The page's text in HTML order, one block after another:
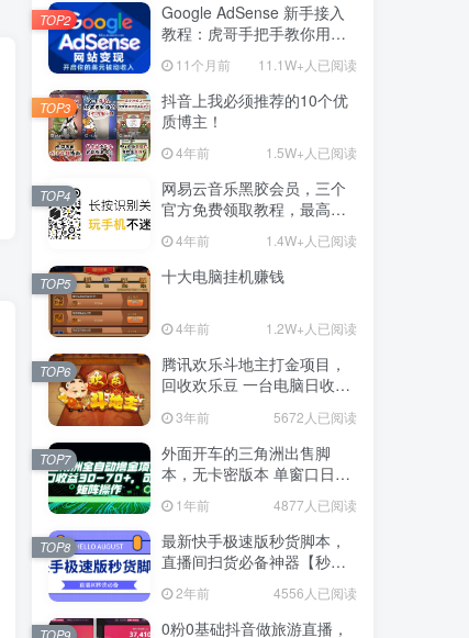
腾讯欢乐斗地主打金项目，回收欢乐豆 一台电脑日收益500+ 外面开车的三角洲出售脚本，无卡密版本 单窗口日收益30-70+ 可批量操作
Google AdSense 新手接入
教程：虎哥手把手教你用网
站赚取美元收入
11个月前 11.1W+人已阅读
TOP2
抖音上我必须推荐的10个优
质博主！
4年前 1.5W+人已阅读
TOP3
网易云音乐黑胶会员，三个
官方免费领取教程，最高可
领1年
4年前 1.4W+人已阅读
TOP4
十大电脑挂机赚钱
4年前 1.2W+人已阅读
TOP5
腾讯欢乐斗地主打金项目，
回收欢乐豆 一台电脑日收益
3年前 5672人已阅读
TOP6
外面开车的三角洲出售脚
本，无卡密版本 单窗口日收
1年前 4877人已阅读
TOP7
最新快手极速版秒货脚本，
直播间扫货必备神器【秒货
2年前 4556人已阅读
TOP8
0粉0基础抖音做旅游直播，